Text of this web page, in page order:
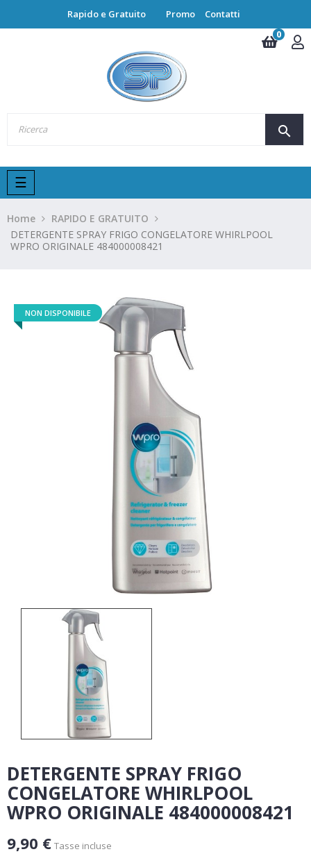
Rapido e Gratuito Promo Contatti
search
0
navigazione
Toggle
☰
Home
RAPIDO E GRATUITO
DETERGENTE SPRAY FRIGO CONGELATORE WHIRLPOOL
WPRO ORIGINALE 484000008421
NON DISPONIBILE
DETERGENTE SPRAY FRIGO
CONGELATORE WHIRLPOOL
WPRO ORIGINALE 484000008421
9,90 € Tasse incluse